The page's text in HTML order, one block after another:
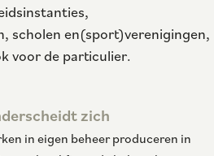
scholen en(sport)verenigingen,
voor de particulier.
zich
in eigen beheer produceren in